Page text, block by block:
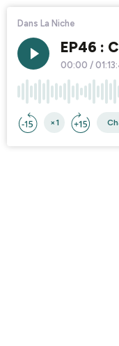
Dans La Niche
EP46 :
00:00 /
×1